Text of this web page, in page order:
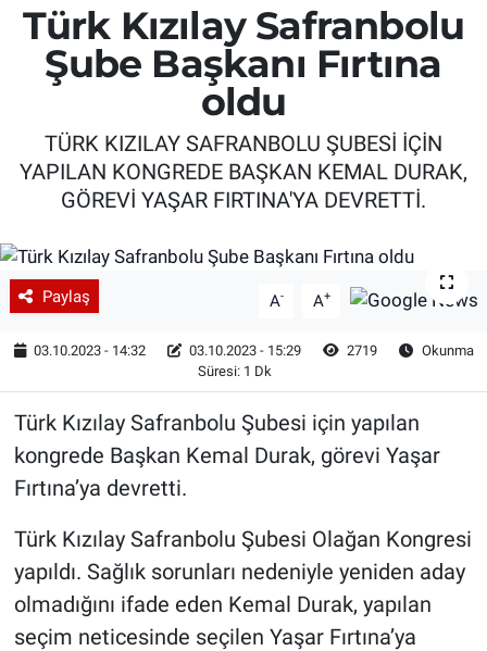
Türk Kızılay Safranbolu
Şube Başkanı Fırtına
oldu
TÜRK KIZILAY SAFRANBOLU ŞUBESİ İÇİN
YAPILAN KONGREDE BAŞKAN KEMAL DURAK,
GÖREVİ YAŞAR FIRTINA'YA DEVRETTİ.
Paylaş A- A+
03.10.2023 - 14:32 03.10.2023 - 15:29 2719
Okunma
Süresi: 1 Dk
Türk Kızılay Safranbolu Şubesi için yapılan
kongrede Başkan Kemal Durak, görevi Yaşar
Fırtına’ya devretti.
Türk Kızılay Safranbolu Şubesi Olağan Kongresi
yapıldı. Sağlık sorunları nedeniyle yeniden aday
olmadığını ifade eden Kemal Durak, yapılan
seçim neticesinde seçilen Yaşar Fırtına’ya